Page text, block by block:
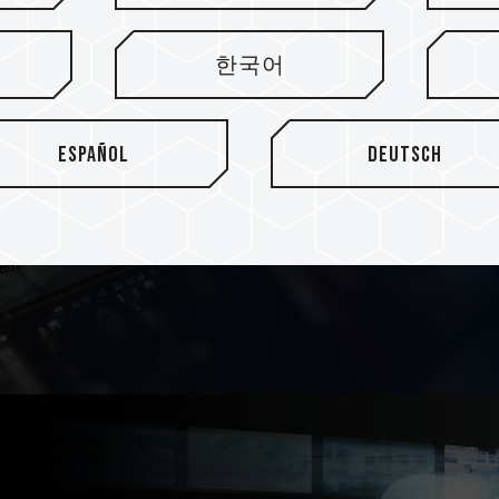
MAC,
Модуль памяти T-CREATE
тщательную проверку на
использоваться в
а также в ноутбуках, в
한국어
Español Deutsch